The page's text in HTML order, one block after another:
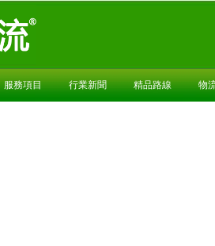
服務項目 行業新聞 精品路線 物